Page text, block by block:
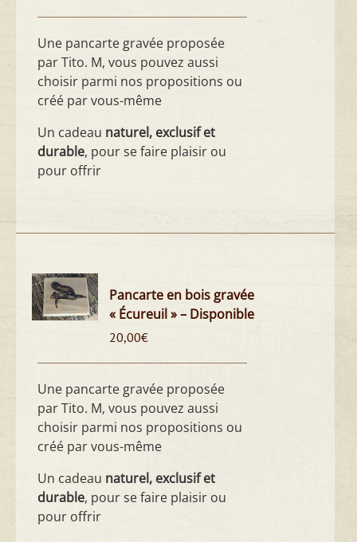
Une pancarte gravée proposée
par Tito. M, vous pouvez aussi
choisir parmi nos propositions ou
créé par vous-même
Un cadeau naturel, exclusif et
durable, pour se faire plaisir ou
pour offrir
Pancarte en bois gravée
« Écureuil » – Disponible
20,00€
Une pancarte gravée proposée
par Tito. M, vous pouvez aussi
choisir parmi nos propositions ou
créé par vous-même
Un cadeau naturel, exclusif et
durable, pour se faire plaisir ou
pour offrir